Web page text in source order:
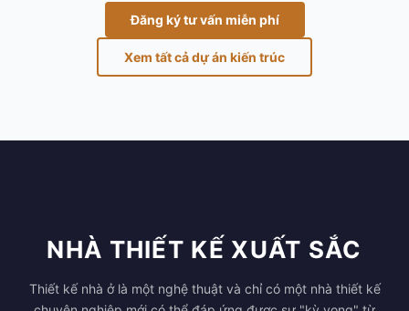
Đăng ký tư vấn miễn phí
Xem tất cả dự án kiến trúc
NHÀ THIẾT KẾ XUẤT SẮC
Thiết kế nhà ở là một nghệ thuật và chỉ có một nhà thiết kế